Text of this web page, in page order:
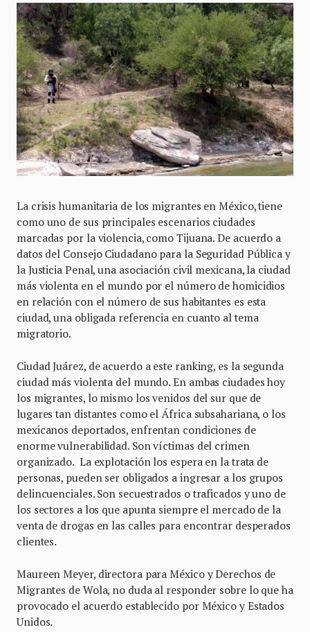
La crisis humanitaria de los migrantes en México, tiene
como uno de sus principales escenarios ciudades
marcadas por la violencia, como Tijuana. De acuerdo a
datos del Consejo Ciudadano para la Seguridad Pública y
la Justicia Penal, una asociación civil mexicana, la ciudad
más violenta en el mundo por el número de homicidios
en relación con el número de sus habitantes es esta
ciudad, una obligada referencia en cuanto al tema
migratorio.
Ciudad Juárez, de acuerdo a este ranking, es la segunda
ciudad más violenta del mundo. En ambas ciudades hoy
los migrantes, lo mismo los venidos del sur que de
lugares tan distantes como el África subsahariana, o los
mexicanos deportados, enfrentan condiciones de
enorme vulnerabilidad. Son víctimas del crimen
organizado. La explotación los espera en la trata de
personas, pueden ser obligados a ingresar a los grupos
delincuenciales. Son secuestrados o traficados y uno de
los sectores a los que apunta siempre el mercado de la
venta de drogas en las calles para encontrar desperados
clientes.
Maureen Meyer, directora para México y Derechos de
Migrantes de Wola, no duda al responder sobre lo que ha
provocado el acuerdo establecido por México y Estados
Unidos.